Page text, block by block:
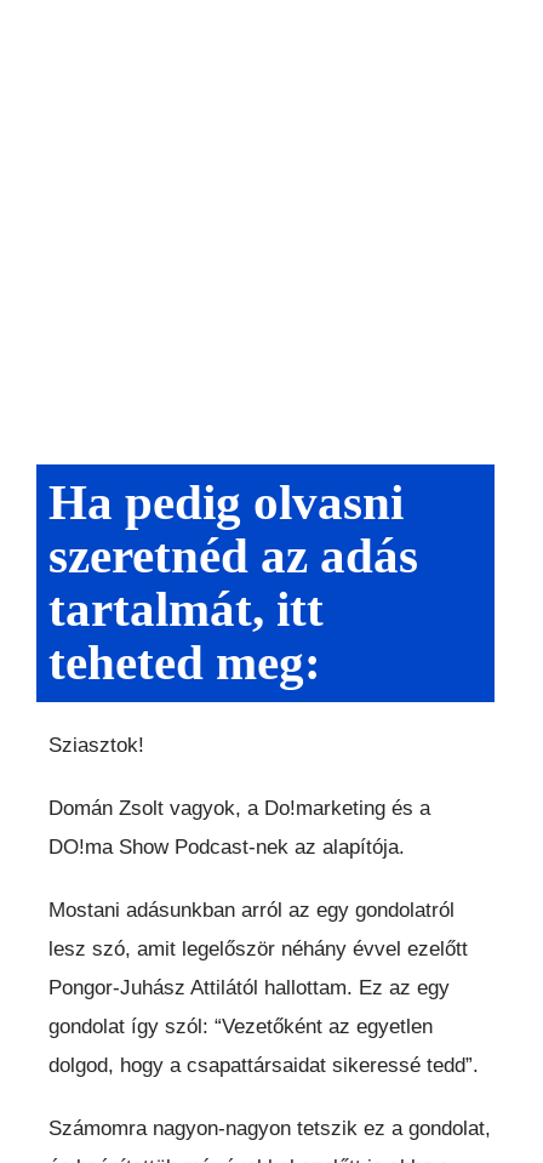
Ha pedig olvasni
szeretnéd az adás
tartalmát, itt
teheted meg:
Sziasztok!
Domán Zsolt vagyok, a Do!marketing és a
DO!ma Show Podcast-nek az alapítója.
Mostani adásunkban arról az egy gondolatról
lesz szó, amit legelőször néhány évvel ezelőtt
Pongor-Juhász Attilától hallottam. Ez az egy
gondolat így szól: “Vezetőként az egyetlen
dolgod, hogy a csapattársaidat sikeressé tedd”.
Számomra nagyon-nagyon tetszik ez a gondolat,